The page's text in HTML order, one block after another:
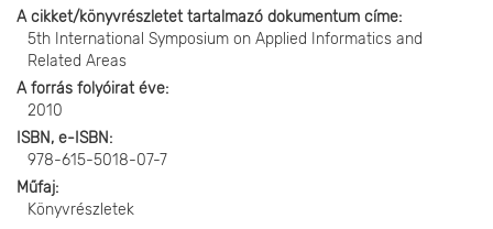
A cikket/könyvrészletet tartalmazó dokumentum címe
5th International Symposium on Applied Informatics and
Related Areas
A forrás folyóirat éve
2010
ISBN, e-ISBN
978-615-5018-07-7
Műfaj
Könyvrészletek